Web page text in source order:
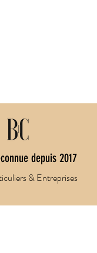
depuis 2017
& Entreprises